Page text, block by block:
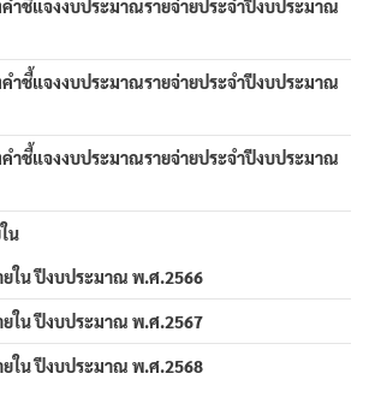
ำชี้แจงงบประมาณรายจ่ายประจำปีงบประมาณ
ำชี้แจงงบประมาณรายจ่ายประจำปีงบประมาณ
ำชี้แจงงบประมาณรายจ่ายประจำปีงบประมาณ
น
ใน ปีงบประมาณ พ.ศ.2566
ใน ปีงบประมาณ พ.ศ.2567
ใน ปีงบประมาณ พ.ศ.2568